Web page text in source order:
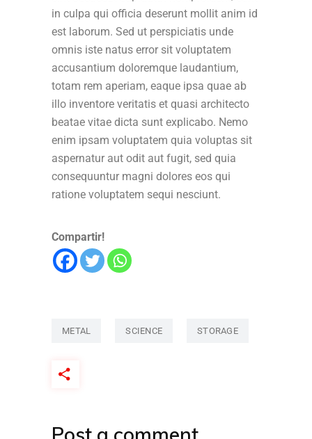
in culpa qui officia deserunt mollit anim id
est laborum. Sed ut perspiciatis unde
omnis iste natus error sit voluptatem
accusantium doloremque laudantium,
totam rem aperiam, eaque ipsa quae ab
illo inventore veritatis et quasi architecto
beatae vitae dicta sunt explicabo. Nemo
enim ipsam voluptatem quia voluptas sit
aspernatur aut odit aut fugit, sed quia
consequuntur magni dolores eos qui
ratione voluptatem sequi nesciunt.
Compartir!
METAL SCIENCE STORAGE